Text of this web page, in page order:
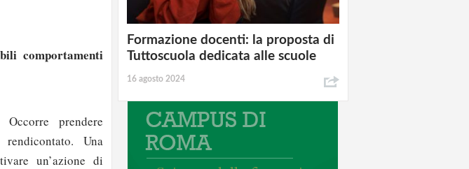
comportamenti
prendere
Una
un’azione di
Formazione docenti: la proposta di
Tuttoscuola dedicata alle scuole
16 agosto 2024